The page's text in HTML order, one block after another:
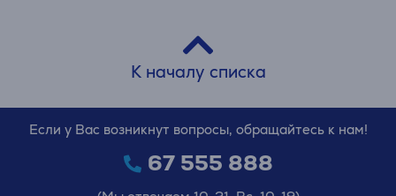
К началу списка
Если у Вас возникнут вопросы, обращайтесь к нам!
67 555 888